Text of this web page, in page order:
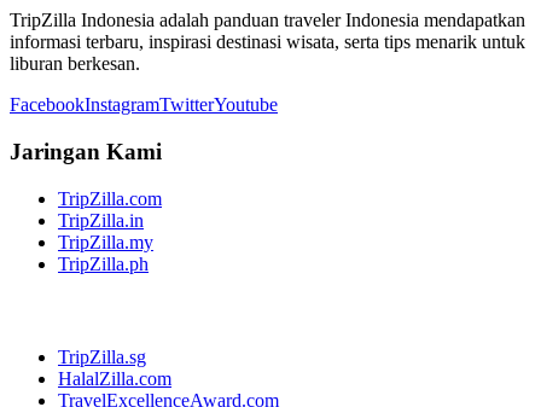
TripZilla Indonesia adalah panduan traveler Indonesia mendapatkan
informasi terbaru, inspirasi destinasi wisata, serta tips menarik untuk
liburan berkesan.
FacebookInstagramTwitterYoutube
Jaringan Kami
TripZilla.com
TripZilla.in
TripZilla.my
TripZilla.ph
TripZilla.sg
HalalZilla.com
TravelExcellenceAward.com